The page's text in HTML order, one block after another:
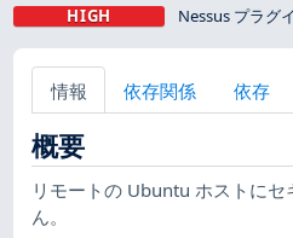
HIGH Nessus プラグ
情報 依存関係 依存
概要
リモートの Ubuntu ホストに
ん。